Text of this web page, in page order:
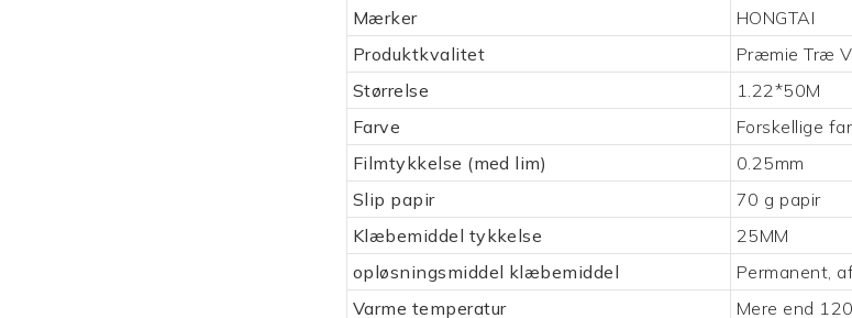
Mærker
HONGTAI
Produktkvalitet
PræmieTræ
Størrelse
1.22*50M
Farve
Forskellige
Filmtykkelse (med lim)
0.25mm
Slip papir
70 g papir
Klæbemiddel tykkelse
25MM
opløsningsmiddel klæbemiddel
Permanent,
Varme temperatur
Mere end